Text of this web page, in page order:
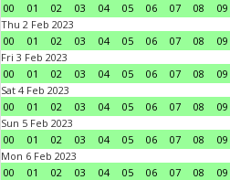
00
01 02 03 04 05 06 07 08 09
Thu 2 Feb 2023
00
01 02 03 04 05 06 07 08 09
Fri 3 Feb 2023
00
01 02 03 04 05 06 07 08 09
Sat 4 Feb 2023
00
01 02 03 04 05 06 07 08 09
Sun 5 Feb 2023
00
01 02 03 04 05 06 07 08 09
Mon 6 Feb 2023
00
01 02 03 04 05 06 07 08 09